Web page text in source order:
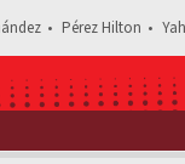
Pérez Hilton
esta noticia